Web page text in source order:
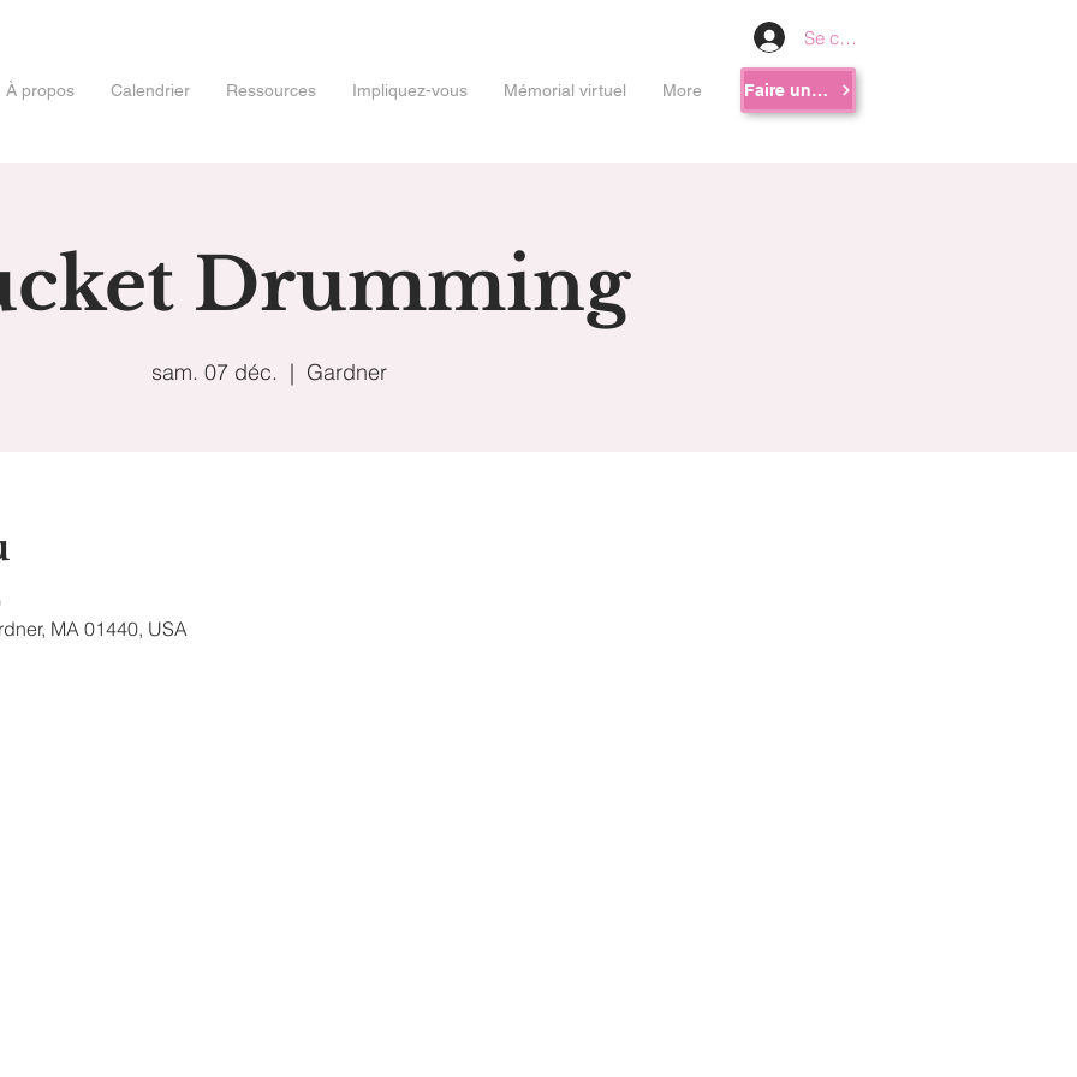
Se connecter
À propos Calendrier Ressources Impliquez-vous Mémorial virtuel More Faire un don
Drumming
sam. 07 déc.
  |
Gardner
MA 01440, USA